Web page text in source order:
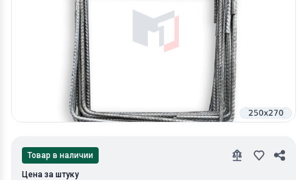
Товар в наличии
Цена за штуку